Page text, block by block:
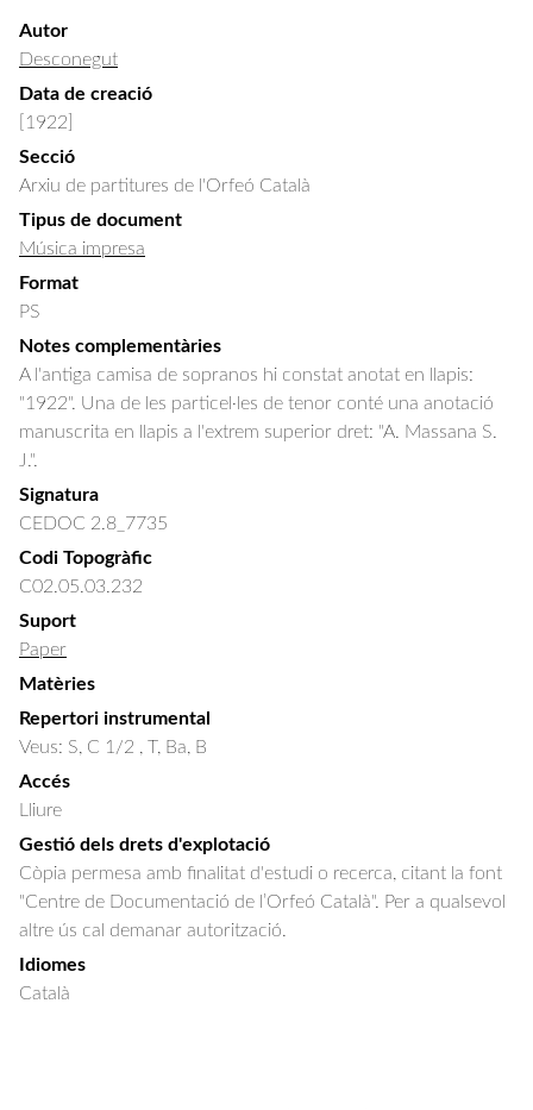
Autor
Desconegut
Data de creació
[1922]
Secció
Arxiu de partitures de l'Orfeó Català
Tipus de document
Música impresa
Format
PS
Notes complementàries
A l'antiga camisa de sopranos hi constat anotat en llapis:
"1922". Una de les particel·les de tenor conté una anotació
manuscrita en llapis a l'extrem superior dret: "A. Massana S.
J.".
Signatura
CEDOC 2.8_7735
Codi Topogràfic
C02.05.03.232
Suport
Paper
Matèries
Repertori instrumental
Veus: S, C 1/2 , T, Ba, B
Accés
Lliure
Gestió dels drets d'explotació
Còpia permesa amb finalitat d'estudi o recerca, citant la font
"Centre de Documentació de l’Orfeó Català". Per a qualsevol
altre ús cal demanar autorització.
Idiomes
Català